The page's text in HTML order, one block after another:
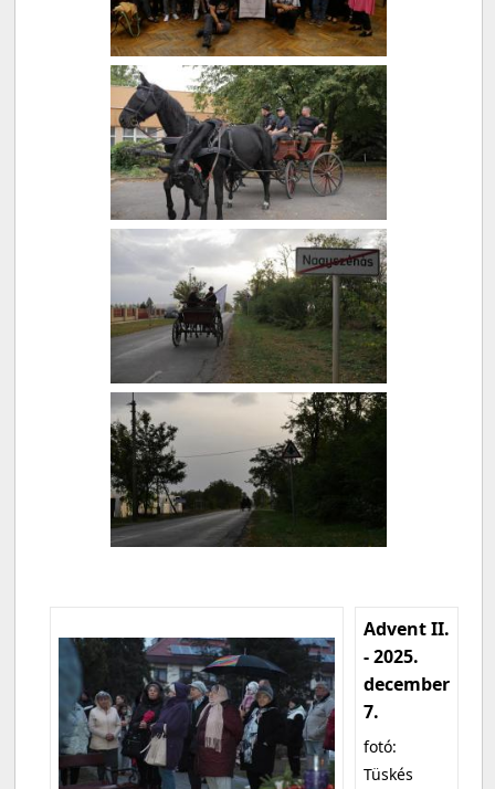
Advent II.
- 2025.
december
7.
fotó:
Tüskés